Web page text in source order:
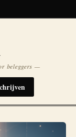
beleggers —